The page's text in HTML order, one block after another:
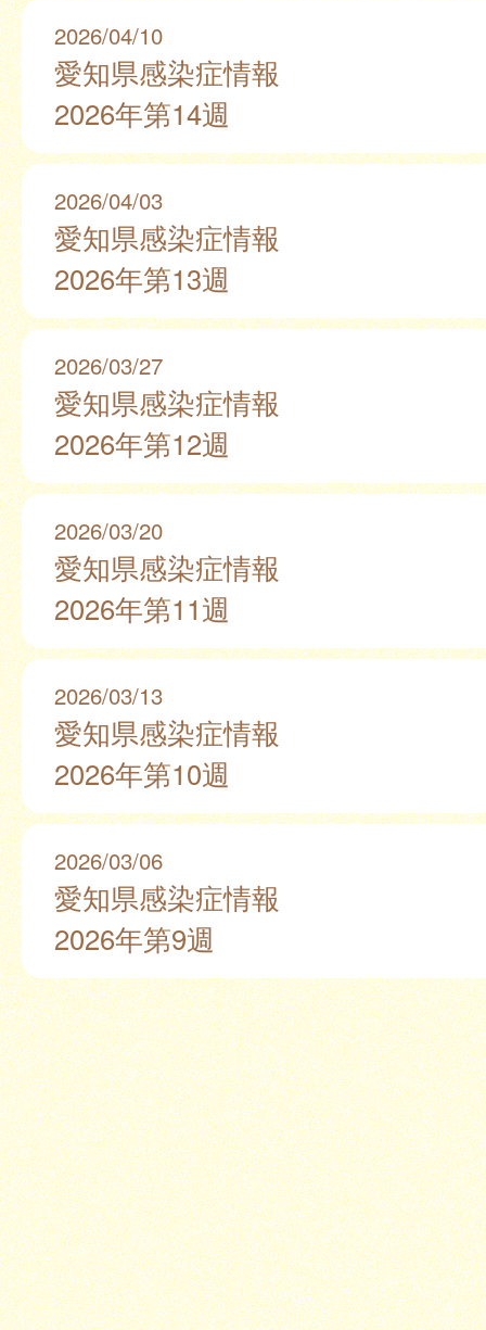
2026/04/10
愛知県感染症情報
2026年第14週
2026/04/03
愛知県感染症情報
2026年第13週
2026/03/27
愛知県感染症情報
2026年第12週
2026/03/20
愛知県感染症情報
2026年第11週
2026/03/13
愛知県感染症情報
2026年第10週
2026/03/06
愛知県感染症情報
2026年第9週